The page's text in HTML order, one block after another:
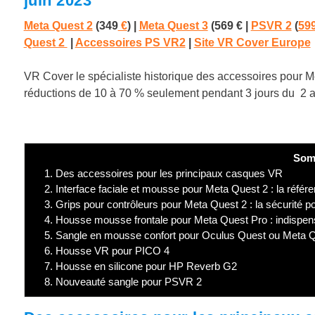
Meta Quest 2(349€) | Meta Quest 3(569 € | PSVR 2(
Quest 2
Accessoires PS VR2| Site VR Cover Europe
VR Cover le spécialiste historique des accessoires pour
réductions de 10 à 70 % seulement pendant 3 jours du 2
1. Des accessoires pour les principaux casques VR
2. Interface faciale et mousse pour Meta Quest 2 : la
3. Grips pour contrôleurs pour Meta Quest 2 : la sécurité
4. Housse mousse frontale pour Meta Quest Pro :
5. Sangle en mousse confort pour Oculus Quest ou Meta
6. Housse VR pour PICO 4
7. Housse en silicone pour HP Reverb G2
8. Nouveauté sangle pour PSVR 2